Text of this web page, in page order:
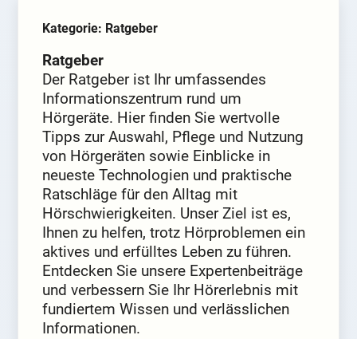
Kategorie: Ratgeber
Ratgeber
Der Ratgeber ist Ihr umfassendes
Informationszentrum rund um
Hörgeräte. Hier finden Sie wertvolle
Tipps zur Auswahl, Pflege und Nutzung
von Hörgeräten sowie Einblicke in
neueste Technologien und praktische
Ratschläge für den Alltag mit
Hörschwierigkeiten. Unser Ziel ist es,
Ihnen zu helfen, trotz Hörproblemen ein
aktives und erfülltes Leben zu führen.
Entdecken Sie unsere Expertenbeiträge
und verbessern Sie Ihr Hörerlebnis mit
fundiertem Wissen und verlässlichen
Informationen.